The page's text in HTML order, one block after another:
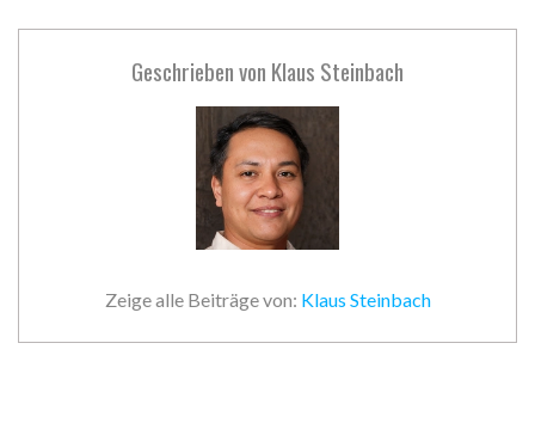
Geschrieben von Klaus Steinbach
Zeige alle Beiträge von: Klaus Steinbach